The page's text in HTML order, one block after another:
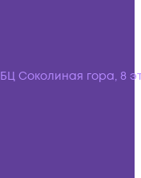
Соколиная гора, 8